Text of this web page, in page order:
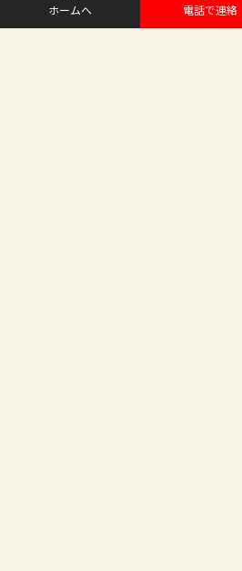
ホームへ 電話で連絡